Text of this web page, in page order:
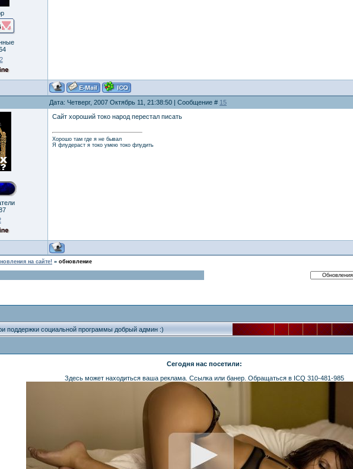
Дата: Четверг, 2007 Октябрь 11, 21:38:50 | Сообщение # 15
Сайт хороший токо народ перестал писать
Хорошо там где я не бывал
Я флудераст я токо умею токо флудить
на сайте! » обновление
поддержки социальной программы добрый админ :)
Сегодня нас посетили:
Здесь может находиться ваша реклама. Ссылка или банер. Обращаться в ICQ 310-481-985